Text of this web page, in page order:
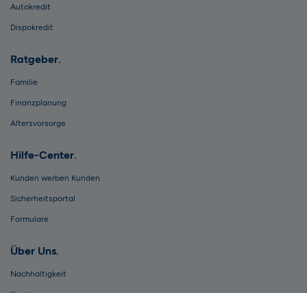
Autokredit
Dispokredit
Ratgeber
Familie
Finanzplanung
Altersvorsorge
Hilfe-Center
Kunden werben Kunden
Sicherheitsportal
Formulare
Über Uns
Nachhaltigkeit